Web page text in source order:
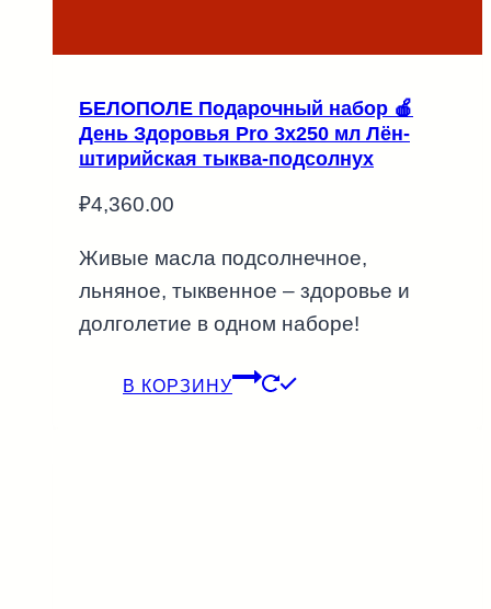
БЕЛОПОЛЕ Подарочный набор 🍎
День Здоровья Pro 3х250 мл Лён-
штирийская тыква-подсолнух
₽4,360.00
Живые масла подсолнечное,
льняное, тыквенное – здоровье и
долголетие в одном наборе!
В КОРЗИНУ